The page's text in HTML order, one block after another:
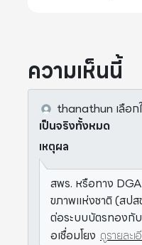
ความเห็นนี้
thanathun เลือ
เป็นจริงทั้งหมด
เหตุผล
สพร. หรือทาง
ขภาพแห่งชาติ (สปส
ต่อระบบบัตรทองกับ
อเชื่อมโยง ดูรายละเ